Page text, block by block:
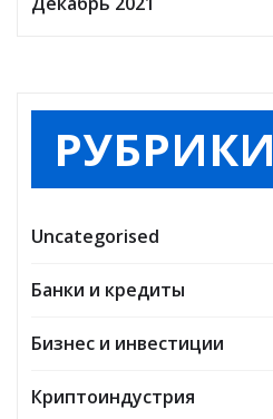
РУБРИКИ
Uncategorised
Банки и кредиты
Бизнес и инвестиции
Криптоиндустрия